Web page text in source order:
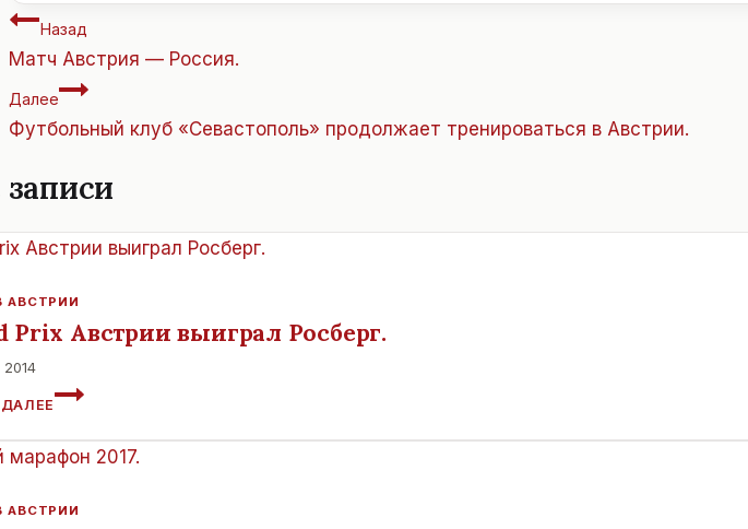
Навигация
по
записям
Назад
Матч Австрия — Россия.
Далее
Футбольный клуб «Севастополь» продолжает тренироваться в Австрии.
АВСТРИИ
Prix Австрии выиграл Росберг.
GRAND
ВЫИГРАЛ
АВСТРИИ